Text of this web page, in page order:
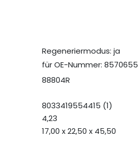
Regeneriermodus: ja
für OE-Nummer: 8570655
88804R
8033419554415 (1)
4,23
17,00 x 22,50 x 45,50